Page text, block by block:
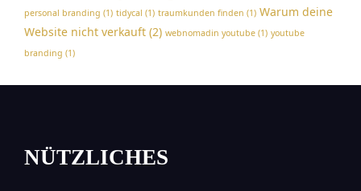
personal branding (1) tidycal (1) traumkunden finden (1) Warum deine
Website nicht verkauft (2) webnomadin youtube (1) youtube
branding (1)
NÜTZLICHES